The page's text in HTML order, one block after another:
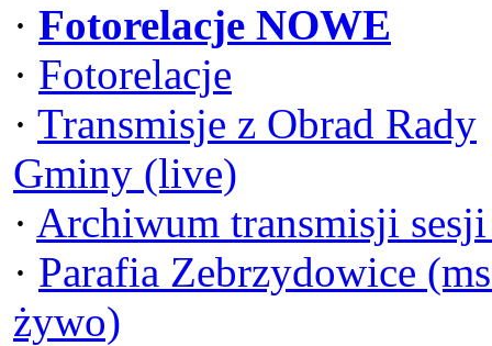
· Fotorelacje NOWE
· Fotorelacje
· Transmisje z Obrad Rady
Gminy (live)
· Archiwum transmisji
· Parafia Zebrzydowice
żywo)